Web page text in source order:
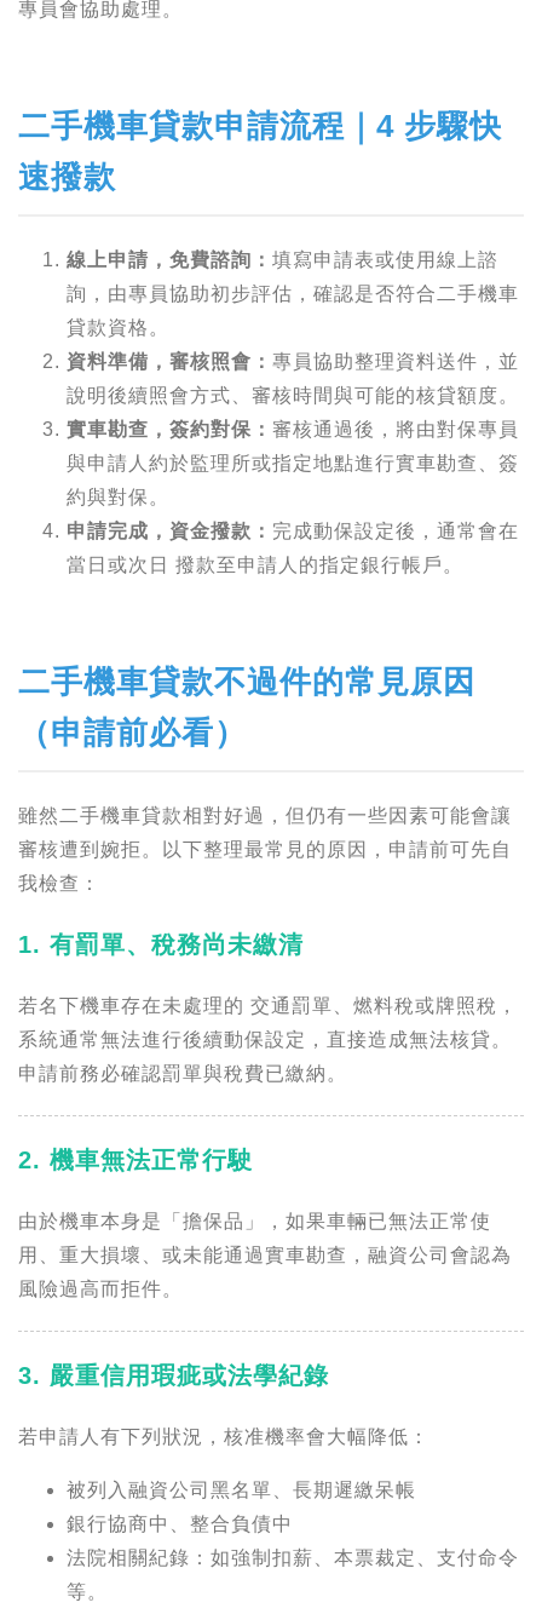
專員會協助處理。
二手機車貸款申請流程｜4 步驟快
速撥款
線上申請，免費諮詢： 填寫申請表或使用線上諮
詢，由專員協助初步評估，確認是否符合二手機車
貸款資格。
資料準備，審核照會： 專員協助整理資料送件，並
說明後續照會方式、審核時間與可能的核貸額度。
實車勘查，簽約對保： 審核通過後，將由對保專員
與申請人約於監理所或指定地點進行實車勘查、簽
約與對保。
申請完成，資金撥款： 完成動保設定後，通常會在
當日或次日 撥款至申請人的指定銀行帳戶。
二手機車貸款不過件的常見原因
（申請前必看）
雖然二手機車貸款相對好過，但仍有一些因素可能會讓
審核遭到婉拒。以下整理最常見的原因，申請前可先自
我檢查：
1. 有罰單、稅務尚未繳清
若名下機車存在未處理的 交通罰單、燃料稅或牌照稅，
系統通常無法進行後續動保設定，直接造成無法核貸。
申請前務必確認罰單與稅費已繳納。
2. 機車無法正常行駛
由於機車本身是「擔保品」，如果車輛已無法正常使
用、重大損壞、或未能通過實車勘查，融資公司會認為
風險過高而拒件。
3. 嚴重信用瑕疵或法學紀錄
若申請人有下列狀況，核准機率會大幅降低：
被列入融資公司黑名單、長期遲繳呆帳
銀行協商中、整合負債中
法院相關紀錄：如強制扣薪、本票裁定、支付命令
等。